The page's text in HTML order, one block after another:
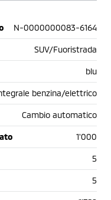
N-0000000083-6164
SUV/Fuoristrada
blu
benzina/elettrico
Cambio automatico
1'000
5
5